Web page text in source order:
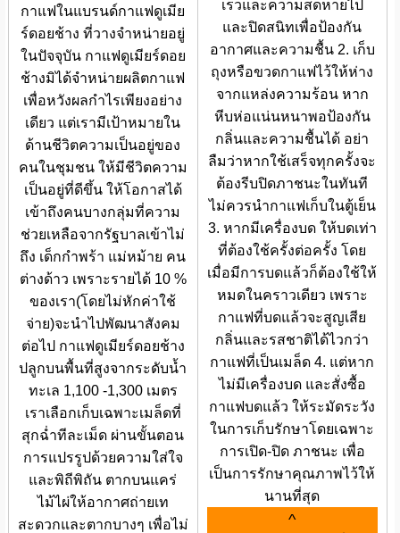
กาแฟในแบรนด์กาแฟดูเมีย
ร์ดอยช้าง ที่วางจำหน่ายอยู่
ในปัจจุบัน กาแฟดูเมียร์ดอย
ช้างมิได้จำหน่ายผลิตกาแฟ
เพื่อหวังผลกำไรเพียงอย่าง
เดียว แต่เรามีเป้าหมายใน
ด้านชีวิตความเป็นอยู่ของ
คนในชุมชน ให้มีชีวิตความ
เป็นอยู่ที่ดีขึ้น ให้โอกาสได้
เข้าถึงคนบางกลุ่มที่ความ
ช่วยเหลือจากรัฐบาลเข้าไม่
ถึง เด็กกำพร้า แม่หม้าย คน
ต่างด้าว เพราะรายได้ 10 %
ของเรา(โดยไม่หักค่าใช้
จ่าย)จะนำไปพัฒนาสังคม
ต่อไป กาแฟดูเมียร์ดอยช้าง
ปลูกบนพื้นที่สูงจากระดับน้ำ
ทะเล 1,100 -1,300 เมตร
เราเลือกเก็บเฉพาะเมล็ดที่
สุกฉ่ำทีละเม็ด ผ่านขั้นตอน
การแปรรูปด้วยความใส่ใจ
และพิถีพิถัน ตากบนแคร่
ไม้ไผ่ให้อากาศถ่ายเท
สะดวกและตากบางๆ เพื่อไม่
เร็วและความสดหายไป
และปิดสนิทเพื่อป้องกัน
อากาศและความชื้น 2. เก็บ
ถุงหรือขวดกาแฟไว้ให้ห่าง
จากแหล่งความร้อน หาก
หีบห่อแน่นหนาพอป้องกัน
กลิ่นและความชื้นได้ อย่า
ลืมว่าหากใช้เสร็จทุกครั้งจะ
ต้องรีบปิดภาชนะในทันที
ไม่ควรนำกาแฟเก็บในตู้เย็น
3. หากมีเครื่องบด ให้บดเท่า
ที่ต้องใช้ครั้งต่อครั้ง โดย
เมื่อมีการบดแล้วก็ต้องใช้ให้
หมดในคราวเดียว เพราะ
กาแฟที่บดแล้วจะสูญเสีย
กลิ่นและรสชาติได้ไวกว่า
กาแฟที่เป็นเมล็ด 4. แต่หาก
ไม่มีเครื่องบด และสั่งซื้อ
กาแฟบดแล้ว ให้ระมัดระวัง
ในการเก็บรักษาโดยเฉพาะ
การเปิด-ปิด ภาชนะ เพื่อ
เป็นการรักษาคุณภาพไว้ให้
นานที่สุด
^